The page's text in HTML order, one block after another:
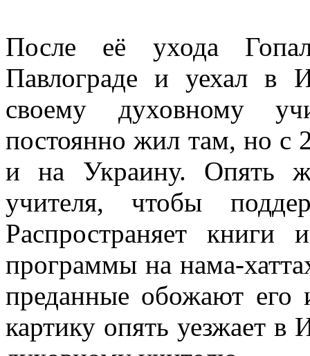
После её ухода
Павлограде и уехал в
своему духовному
постоянно жил там, но с
и на Украину. Опять
учителя, чтобы
Распространяет книги
программы на нама-
преданные обожают его
картику опять уезжает